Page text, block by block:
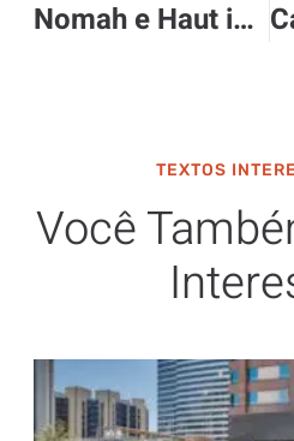
Nomah e Haut investem R$ 91 milhões em novo empreendimento no nordeste
TEXTOS
Você